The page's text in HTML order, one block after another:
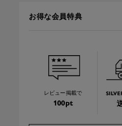
お得な会員特典
レビュー掲載で
100pt